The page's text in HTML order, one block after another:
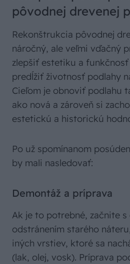
pôvodnej drevenej
Rekonštrukcia pôvodnej
náročný, ale veľmi vďačný
zlepšiť estetiku a
predĺžiť životnosť podlahy
Cieľom je obnoviť podlahu
ako nová a zároveň si
estetickú a historickú
Po už spomínanom
by mali nasledovať:
Demontáž a príprava
Ak je to potrebné, začnite s
odstránením starého
iných vrstiev, ktoré sa
(lak, olej, vosk). Príprava